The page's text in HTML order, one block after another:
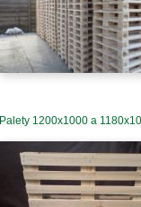
Palety 1200x1000 a